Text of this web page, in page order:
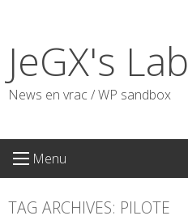
content
JeGX's Lab
News en vrac / WP sandbox
Menu
TAG ARCHIVES: PILOTE